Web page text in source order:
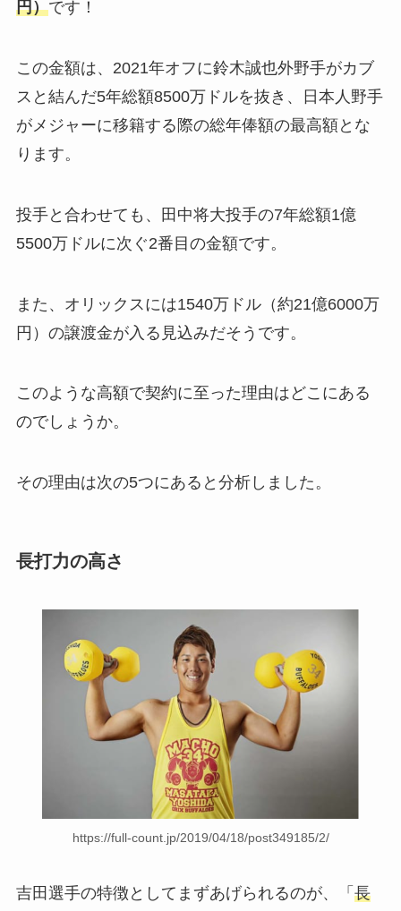
円）です！
この金額は、2021年オフに鈴木誠也外野手がカブ
スと結んだ5年総額8500万ドルを抜き、日本人野手
がメジャーに移籍する際の総年俸額の最高額とな
ります。
投手と合わせても、田中将大投手の7年総額1億
5500万ドルに次ぐ2番目の金額です。
また、オリックスには1540万ドル（約21億6000万
円）の譲渡金が入る見込みだそうです。
このような高額で契約に至った理由はどこにある
のでしょうか。
その理由は次の5つにあると分析しました。
長打力の高さ
https://full-count.jp/2019/04/18/post349185/2/
吉田選手の特徴としてまずあげられるのが、「 長